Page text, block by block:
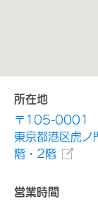
所在地
〒105-0001
東京都港区虎
階・2階
営業時間